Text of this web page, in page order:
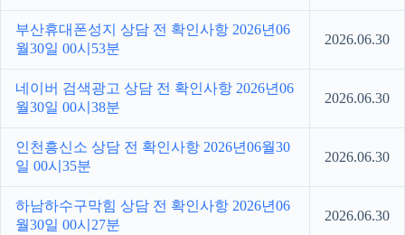
부산휴대폰성지 상담 전 확인사항 2026년06
월30일 00시53분
2026.06.30
네이버 검색광고 상담 전 확인사항 2026년06
월30일 00시38분
2026.06.30
인천흥신소 상담 전 확인사항 2026년06월30
일 00시35분
2026.06.30
하남하수구막힘 상담 전 확인사항 2026년06
월30일 00시27분
2026.06.30